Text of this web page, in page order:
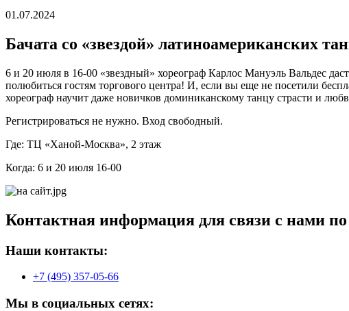
01.07.2024
Бачата со «звездой» латиноамериканских
6 и 20 июля в 16-00 «звездный» хореограф Карлос Мануэль Вальдес
полюбиться гостям торгового центра! И, если вы еще не посетили
хореограф научит даже новичков доминиканскому танцу страсти и
Регистрироваться не нужно. Вход свободный.
Где: ТЦ «Ханой-Москва», 2 этаж
Когда: 6 и 20 июля 16-00
Контактная информация для связи с нами
Наши контакты:
+7 (495) 357-05-66
Мы в социальных сетях: